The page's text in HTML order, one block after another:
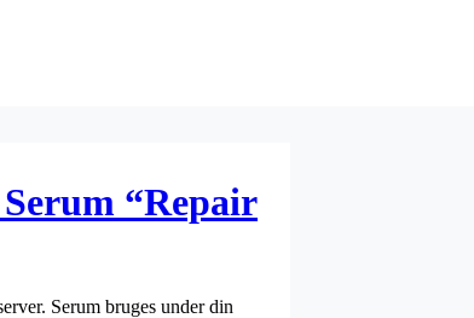
“Repair
Serum bruges under din